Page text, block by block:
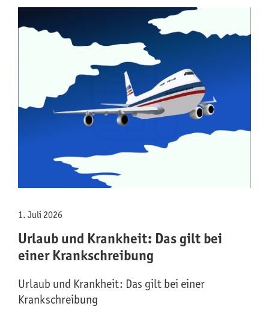
1. Juli 2026
Urlaub und Krankheit: Das gilt bei
einer Krankschreibung
Urlaub und Krankheit: Das gilt bei einer
Krankschreibung